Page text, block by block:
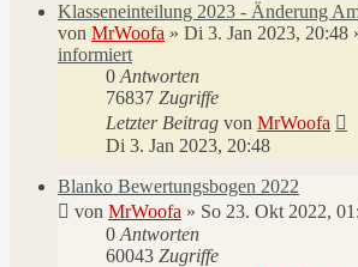
Klasseneinteilung 2023 - Änderung
von MrWoofa » Di 3. Jan 2023, 20:48
informiert
0 Antworten
76837 Zugriffe
Letzter Beitrag von MrWoofa
Di 3. Jan 2023, 20:48
Blanko Bewertungsbogen 2022
von MrWoofa » So 23. Okt 2022,
0 Antworten
60043 Zugriffe